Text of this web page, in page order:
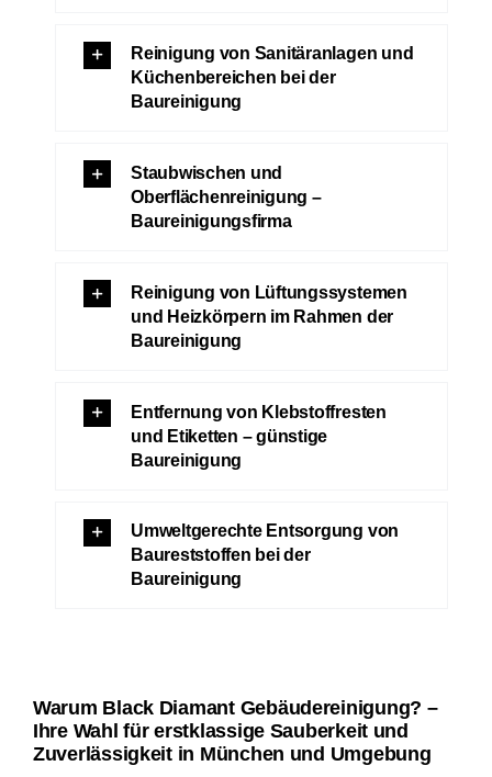
Reinigung von Sanitäranlagen und
Küchenbereichen bei der
Baureinigung
Staubwischen und
Oberflächenreinigung –
Baureinigungsfirma
Reinigung von Lüftungssystemen
und Heizkörpern im Rahmen der
Baureinigung
Entfernung von Klebstoffresten
und Etiketten – günstige
Baureinigung
Umweltgerechte Entsorgung von
Baureststoffen bei der
Baureinigung
Warum Black Diamant Gebäudereinigung? –
Ihre Wahl für erstklassige Sauberkeit und
Zuverlässigkeit in München und Umgebung